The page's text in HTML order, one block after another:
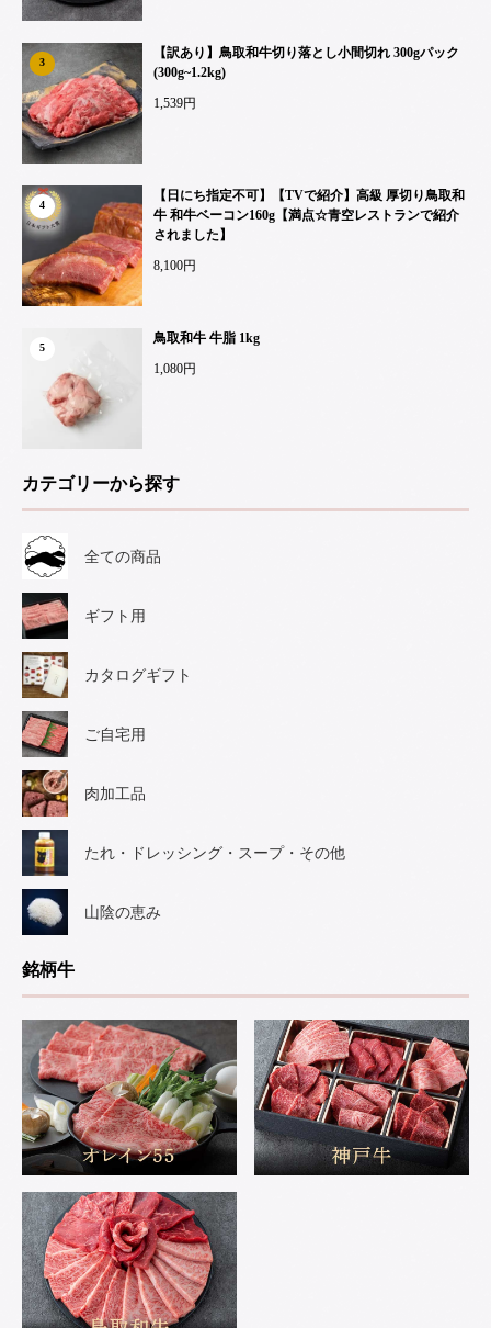
3
【訳あり】鳥取和牛切り落とし小間切れ 300gパック
(300g~1.2kg)
1,539円
4
【日にち指定不可】【TVで紹介】高級 厚切り鳥取和
牛 和牛ベーコン160g【満点☆青空レストランで紹介
されました】
8,100円
5
鳥取和牛 牛脂 1kg
1,080円
カテゴリーから探す
全ての商品
ギフト用
カタログギフト
ご自宅用
肉加工品
たれ・ドレッシング・スープ・その他
山陰の恵み
銘柄牛